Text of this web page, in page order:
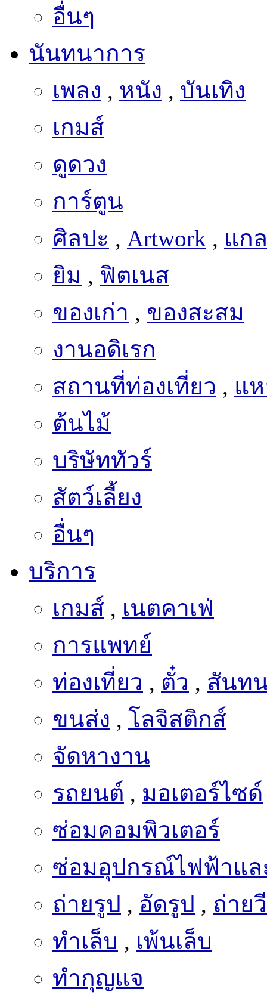
นันทนาการ
เพลง,หนัง
บันเทิง
เกมส์
ดูดวง
การ์ตูน
ศิลปะ,
ยิม,ฟิตเนส
ของเก่า,ของสะสม
งานอดิเรก
สถานที่ท่องเที่ยว
ต้นไม้
บริษัททัวร์
สัตว์เลี้ยง
อื่นๆ
บริการ
เกมส์
เนตคาเฟ่
การแพทย์
ท่องเที่ยว, ตั๋ว
สันท
ขนส่ง,โลจิสติกส์
จัดหางาน
รถยนต์,มอเตอร์ไซด์
ซ่อมคอมพิวเตอร์
ซ่อมอุปกรณ์ไฟฟ้าแล
ถ่ายรูป,อัดรูป,ถ่าย
ทำเล็บ, เพ้นเล็บ
ทำกุญแจ